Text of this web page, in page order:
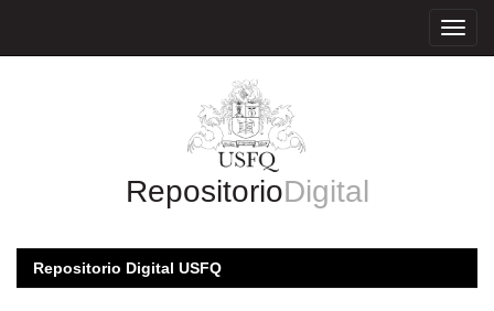
RepositorioDigital
Repositorio Digital USFQ